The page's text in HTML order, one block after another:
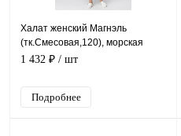
Халат женский Магнэль
(тк.Смесовая,120), морская
волна
1 432 ₽ / шт
Подробнее